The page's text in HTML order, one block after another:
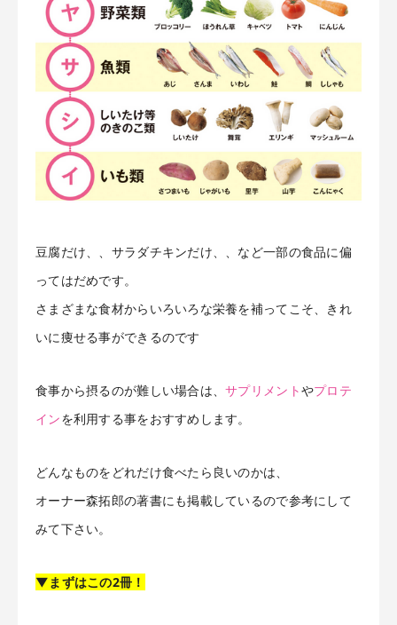
豆腐だけ、、サラダチキンだけ、、など一部の食品に偏
ってはだめです。
さまざまな食材からいろいろな栄養を補ってこそ、きれ
いに痩せる事ができるのです
食事から摂るのが難しい場合は、サプリメントやプロテ
インを利用する事をおすすめします。
どんなものをどれだけ食べたら良いのかは、
オーナー森拓郎の著書にも掲載しているので参考にして
みて下さい。
▼まずはこの2冊！